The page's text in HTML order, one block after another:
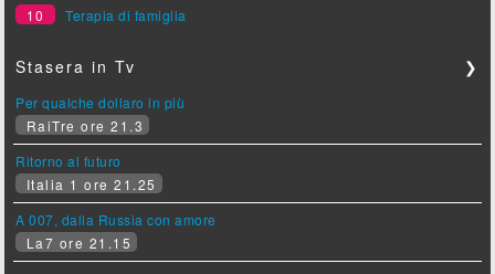
10
Terapia di famiglia
Stasera in Tv ❯
Per qualche dollaro in più
RaiTre ore 21.3
Ritorno al futuro
Italia 1 ore 21.25
A 007, dalla Russia con amore
La7 ore 21.15